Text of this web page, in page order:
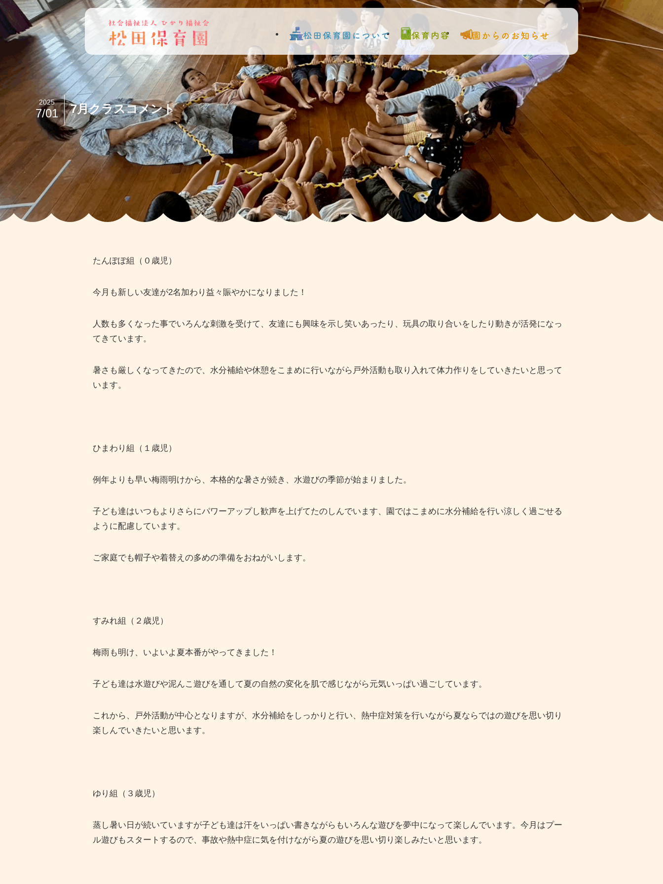
7月クラスコメント
2025
7/01
たんぽぽ組（０歳児）
今月も新しい友達が2名加わり益々賑やかになりました！
人数も多くなった事でいろんな刺激を受けて、友達にも興味を示し笑いあったり、玩具の取り合いをしたり動きが活発になっ
てきています。
暑さも厳しくなってきたので、水分補給や休憩をこまめに行いながら戸外活動も取り入れて体力作りをしていきたいと思って
います。
ひまわり組（１歳児）
例年よりも早い梅雨明けから、本格的な暑さが続き、水遊びの季節が始まりました。
子ども達はいつもよりさらにパワーアップし歓声を上げてたのしんでいます、園ではこまめに水分補給を行い涼しく過ごせる
ように配慮しています。
ご家庭でも帽子や着替えの多めの準備をおねがいします。
すみれ組（２歳児）
梅雨も明け、いよいよ夏本番がやってきました！
子ども達は水遊びや泥んこ遊びを通して夏の自然の変化を肌で感じながら元気いっぱい過ごしています。
これから、戸外活動が中心となりますが、水分補給をしっかりと行い、熱中症対策を行いながら夏ならではの遊びを思い切り
楽しんでいきたいと思います。
ゆり組（３歳児）
蒸し暑い日が続いていますが子ども達は汗をいっぱい書きながらもいろんな遊びを夢中になって楽しんでいます。今月はプー
ル遊びもスタートするので、事故や熱中症に気を付けながら夏の遊びを思い切り楽しみたいと思います。